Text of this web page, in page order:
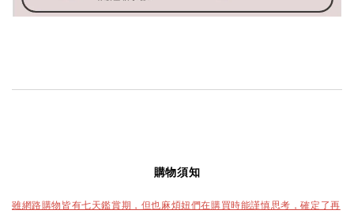
購物須知
雖網路購物皆有七天鑑賞期，但也麻煩妞們在購買時能謹慎思考，確定了再